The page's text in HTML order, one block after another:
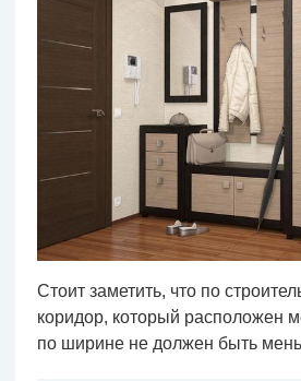
Стоит заметить, что по
коридор, который расположен
по ширине не должен быть